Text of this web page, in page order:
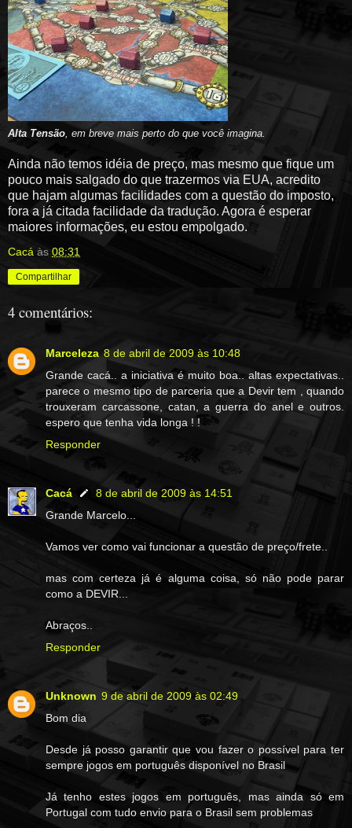
Alta Tensão , em breve mais perto do que você imagina.
Ainda não temos idéia de preço, mas mesmo que fique um
pouco mais salgado do que trazermos via EUA, acredito
que hajam algumas facilidades com a questão do imposto,
fora a já citada facilidade da tradução. Agora é esperar
maiores informações, eu estou empolgado.
Cacá às 08:31
Compartilhar
4 comentários:
Marceleza 8 de abril de 2009 às 10:48
Grande cacá.. a iniciativa é muito boa.. altas expectativas..
parece o mesmo tipo de parceria que a Devir tem , quando
trouxeram carcassone, catan, a guerra do anel e outros.
espero que tenha vida longa ! !
Responder
Cacá
8 de abril de 2009 às 14:51
Grande Marcelo...
Vamos ver como vai funcionar a questão de preço/frete..
mas com certeza já é alguma coisa, só não pode parar
como a DEVIR...
Abraços..
Responder
Unknown 9 de abril de 2009 às 02:49
Bom dia
Desde já posso garantir que vou fazer o possível para ter
sempre jogos em português disponível no Brasil
Já tenho estes jogos em português, mas ainda só em
Portugal com tudo envio para o Brasil sem problemas